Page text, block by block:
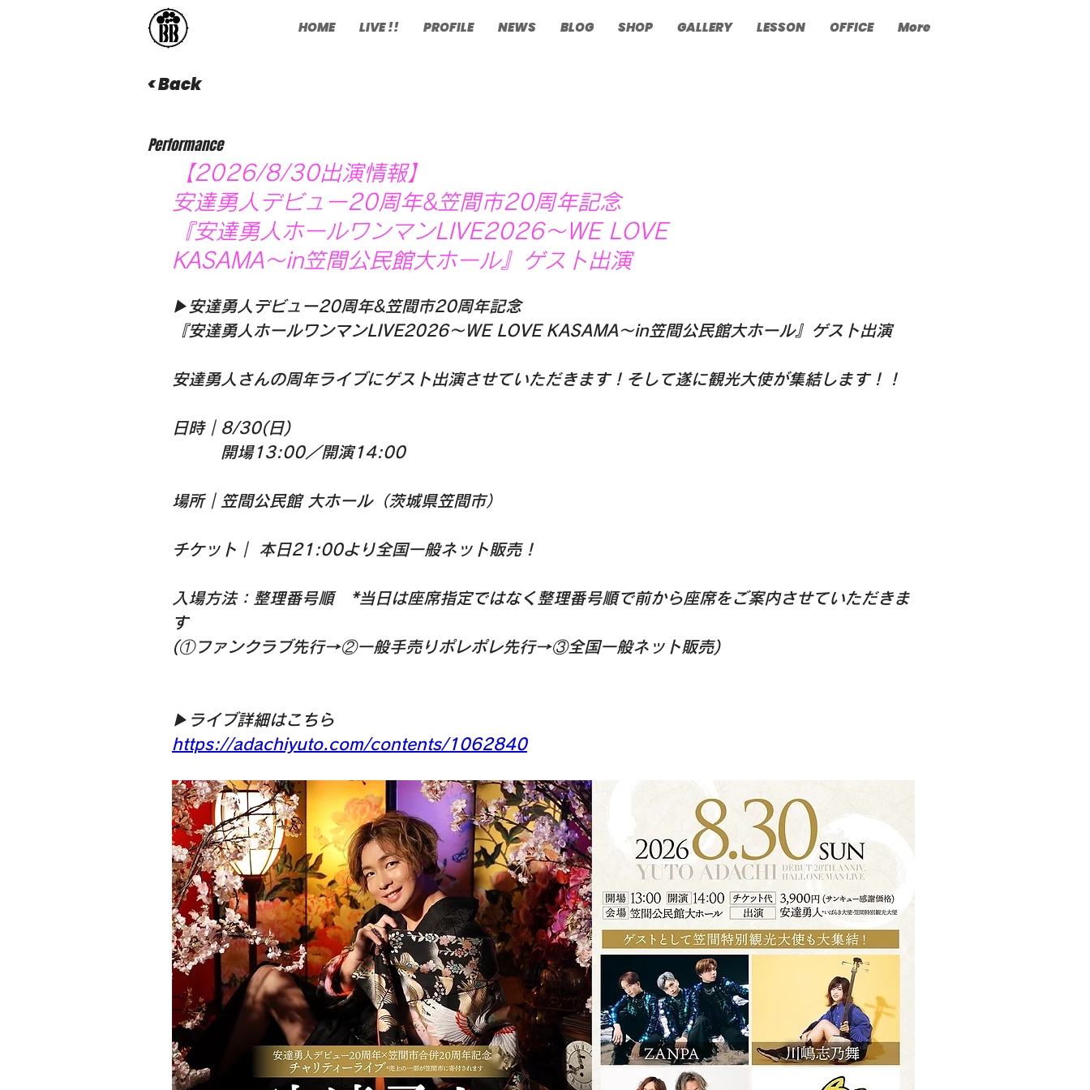
HOME LIVE !! PROFILE NEWS BLOG SHOP GALLERY LESSON OFFICE More
< Back
Performance
【2026/8/30出演情報】
安達勇人デビュー20周年&笠間市20周年記念
『安達勇人ホールワンマンLIVE2026〜WE LOVE
KASAMA〜in笠間公民館大ホール』ゲスト出演
▶︎安達勇人デビュー20周年&笠間市20周年記念
『安達勇人ホールワンマンLIVE2026〜WE LOVE KASAMA〜in笠間公民館大ホール』ゲスト出演
安達勇人さんの周年ライブにゲスト出演させていただきます！そして遂に観光大使が集結します！！
日時｜8/30(日)
開場13:00／開演14:00
場所｜笠間公民館 大ホール（茨城県笠間市）
チケット｜ 本日21:00より全国一般ネット販売！
入場方法：整理番号順　*当日は座席指定ではなく整理番号順で前から座席をご案内させていただきま
す
(①ファンクラブ先行→②一般手売りポレポレ先行→③全国一般ネット販売)
▶︎ライブ詳細はこちら
https://adachiyuto.com/contents/1062840